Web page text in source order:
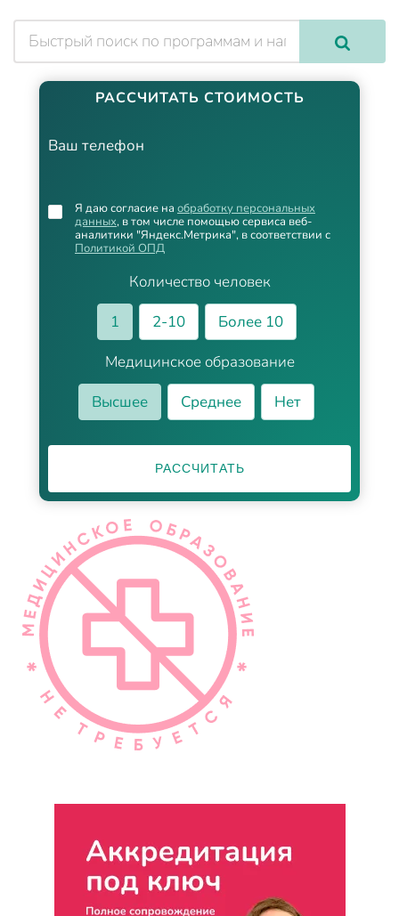
РАССЧИТАТЬ СТОИМОСТЬ
Ваш телефон
Количество человек
1
2-10
Более 10
Медицинское образование
Высшее
Среднее Нет
Я даю согласие на обработку персональных
данных, в том числе помощью сервиса веб-
аналитики "Яндекс.Метрика", в соответствии с
Политикой ОПД
РАССЧИТАТЬ